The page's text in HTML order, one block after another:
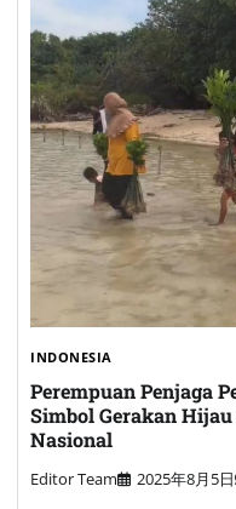
INDONESIA
Perempuan Penjaga
Simbol Gerakan
Nasional
Editor Team 2025年8月5日